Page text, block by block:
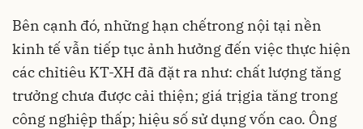
Bên cạnh đó, những hạn chếtrong nội tại nền
kinh tế vẫn tiếp tục ảnh hưởng đến việc thực hiện
các chỉtiêu KT-XH đã đặt ra như: chất lượng tăng
trưởng chưa được cải thiện; giá trịgia tăng trong
công nghiệp thấp; hiệu số sử dụng vốn cao. Ông